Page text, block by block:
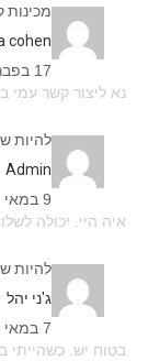
cohen
17 בפברואר 2016 11:06
נא ליצור קשר עמי
להיות
admin
9 במאי 2015 23:02
איה היי. יכולה
להיות
ג'ני יהל
7 במאי 2015 23:02
בטוח יש. כשהייתי